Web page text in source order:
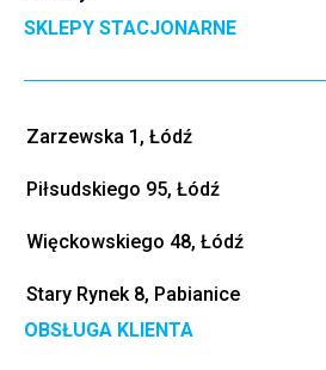
SKLEPY STACJONARNE
Zarzewska 1, Łódź
Piłsudskiego 95, Łódź
Więckowskiego 48, Łódź
Stary Rynek 8, Pabianice
OBSŁUGA KLIENTA